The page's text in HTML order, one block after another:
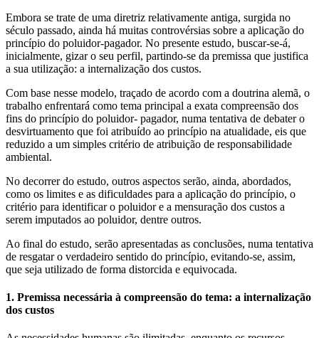
Embora se trate de uma diretriz relativamente antiga, surgida no
século passado, ainda há muitas controvérsias sobre a aplicação do
princípio do poluidor-pagador. No presente estudo, buscar-se-á,
inicialmente, gizar o seu perfil, partindo-se da premissa que justifica
a sua utilização: a internalização dos custos.
Com base nesse modelo, traçado de acordo com a doutrina alemã, o
trabalho enfrentará como tema principal a exata compreensão dos
fins do princípio do poluidor- pagador, numa tentativa de debater o
desvirtuamento que foi atribuído ao princípio na atualidade, eis que
reduzido a um simples critério de atribuição de responsabilidade
ambiental.
No decorrer do estudo, outros aspectos serão, ainda, abordados,
como os limites e as dificuldades para a aplicação do princípio, o
critério para identificar o poluidor e a mensuração dos custos a
serem imputados ao poluidor, dentre outros.
Ao final do estudo, serão apresentadas as conclusões, numa tentativa
de resgatar o verdadeiro sentido do princípio, evitando-se, assim,
que seja utilizado de forma distorcida e equivocada.
1. Premissa necessária à compreensão do tema: a internalização
dos custos